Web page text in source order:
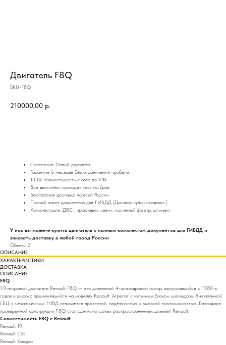
Двигатель F8Q
SKU-F8Q
210000,00 р.
Состояние: Новый двигатель
Гарантия 6 месяцев без ограничения пробега
100% совместимость с авто по VIN
Все двигатели проходят тест на брак
Бесплатная доставка по всей России
Полный пакет документов для ГИБДД (Договор купли продажи )
Комплектация: ДВС , прокладки, свечи, масляный фильтр, шпильки
У нас вы можете купить двигатель с полным комплектом документов для ГИБДД и
заказать доставку в любой город России
Объем: 2
ОПИСАНИЕ
ХАРАКТЕРИСТИКИ
ДОСТАВКА
ОПИСАНИЕ
F8Q
1.9-литровый двигатель Renault F8Q — это дизельный 4-цилиндровый мотор, выпускавшийся с 1980-х
годов и широко применявшийся на моделях Renault. Агрегат с чугунным блоком цилиндров, 8-клапанной
ГБЦ и механическим ТНВД отличается простотой, надёжностью и высокой экономичностью. Благодаря
проверенной конструкции F8Q стал одним из самых распространённых дизелей Renault.
Совместимость F8Q с Renault
Renault 19
Renault Clio
Renault Kangoo